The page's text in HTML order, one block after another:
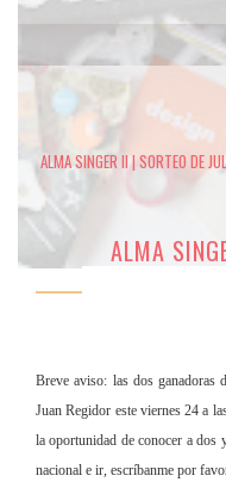
ALMA SINGER II | SORTEO DE
ALMA
Breve aviso: las dos ganadoras
Juan Regidor este viernes 24 a
la oportunidad de conocer a dos
nacional e ir, escríbanme por